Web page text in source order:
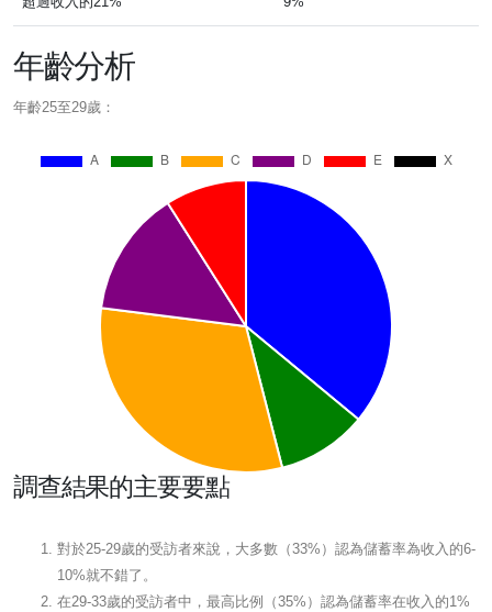
年齡分析
年齡25至29歲：
調查結果的主要要點
對於25-29歲的受訪者來說，大多數（33%）認為儲蓄率為收入的6-
10%就不錯了。
在29-33歲的受訪者中，最高比例（35%）認為儲蓄率在收入的1%